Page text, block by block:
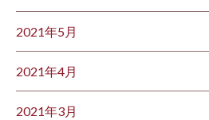
2021年5月
2021年4月
2021年3月